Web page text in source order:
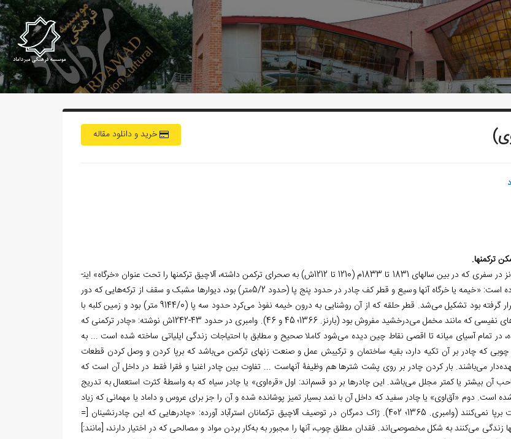
خرید و دانلود مقاله
ترکمن­ها.
ستوان آلکس بارنز در سفری که در بین سال­های 1831 تا 1833م (1210 تا 1212ش) به صحرای ترکمن داشته، آلاچیق ترکمن­ها را تحت عنوان «خرگاه» این­
گونه توصیف کرده است: «خیمه یا خرگاه آن­ها وسیع و قطر کف چادر در حدود پنج پا (حدود 5/2متر) بود، دیوارها مشبک و سقف از ترکه­‌هایی که دور
تا دور حلقه‌­ای قرار گرفته بود تشکیل می­‌شد. قطر حلقه که از آن روشنایی به درون خیمه نفوذ می­‌کرد حدود سه پا (9144/0 متر) بود و زمین کلبه با
نمدها و قالیچه­‌های نفیسی که مانند مخمل می‌­درخشید مفروش بود (بارنز. 1366؛ 45 و 46). وامبری در حدود 43-1242ش نوشته: «چادر ترکمنی که
در تمام آسیای میانه تا اقصی­ نقاط چین دیده می­‌شود کاملا صحیح و مطابق با احتیاجات زندگی ایلیاتی ساخته شده است ... به
چوبی که چادر بر آن تکیه دارد، بقیه ساختمان و ترکیبش عمل و صنعت زن­های ترکمن می‌­باشد که برپا کردن و وصل کردن قطعات
می­‌باشند. بار کردن چادر بر روی پشت شترها هم وظیفۀ آن­هاست ... تفاوت بین چادر اغنیا و فقرا فقط در داخل آن است که
آن بیشتر یا کمتر مجلل می‌­باشد. این چادرها بر دو قسم‌اند: اول «قره‌­اوی» یا چادر سیاه که به واسطۀ کثرت استعمال به تدریج
است. دوم «آق­‌اوی» یا چادر سفید که داخل آن با نمد بسیار تمیز پوشانده شده و آن را جز برای عروس و داماد یا مهمانی که زیاد
مورد احترام است برپا نمی­‌کنند (وامبری. 1365؛ 402). ژاک دمرگان در توصیف آلاچیق ترکمانان استرآباد آورده: «چادرهایی که این چادرنشینان [=
زندگی می­‌کنند به شکل مخصوصی­‌اند. فقدان مطلق چوب، آن­ها را مجبور به به­‌کار بردن مواد و مصالحی که در اختیار دارند، [مانند:]